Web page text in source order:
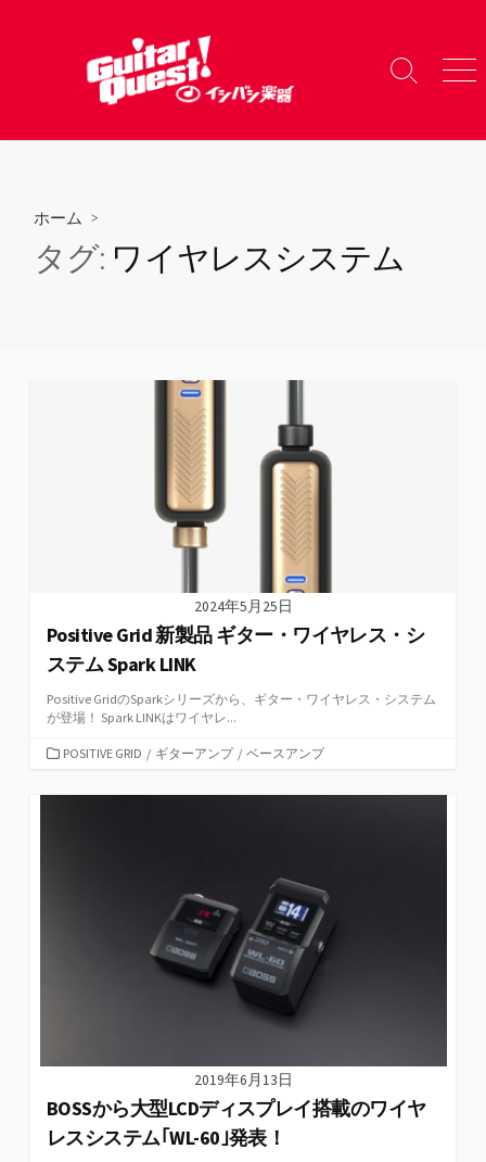
へ
検
り
メ
ー
ホーム >
タグ: ワイヤレスシステム
2024年5月25日
Positive Grid 新製品 ギター・ワイヤレス・シ
ステム Spark LINK
Positive GridのSparkシリーズから、ギター・ワイヤレス・システム
が登場！ Spark LINKはワイヤレ...
カ
ゴ
POSITIVE GRID / ギターアンプ / ベースアンプ
2019年6月13日
BOSSから大型LCDディスプレイ搭載のワイヤ
レスシステム｢WL-60｣発表！